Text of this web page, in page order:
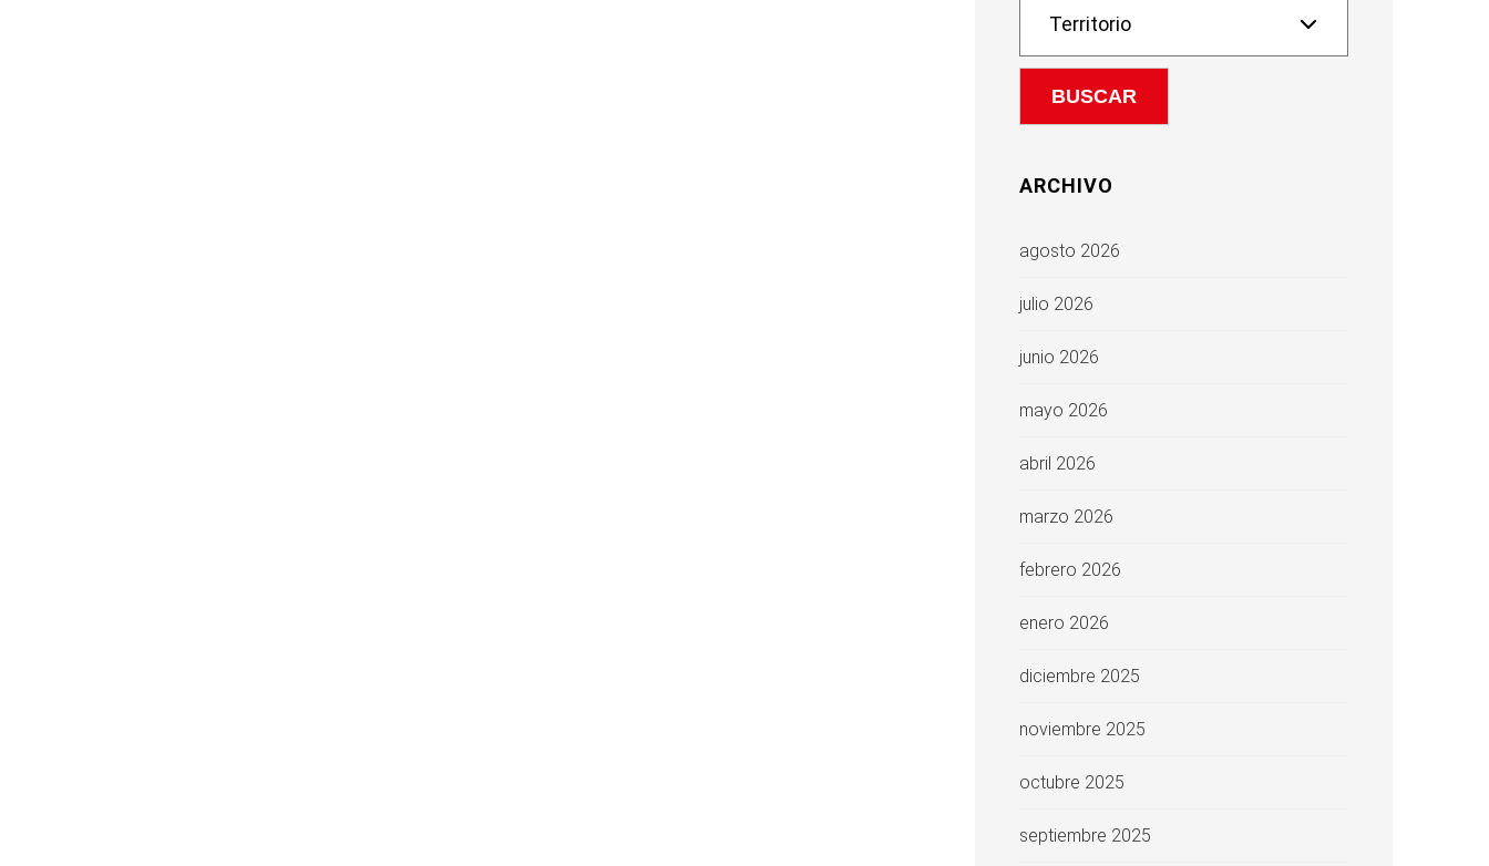
ARCHIVO
agosto 2026
julio 2026
junio 2026
mayo 2026
abril 2026
marzo 2026
febrero 2026
enero 2026
diciembre 2025
noviembre 2025
octubre 2025
septiembre 2025